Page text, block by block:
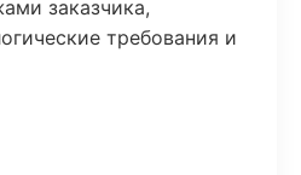
заказчика,
требования и